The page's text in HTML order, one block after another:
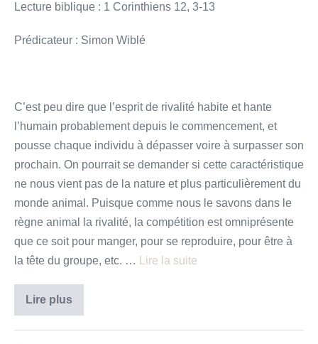
Lecture biblique : 1 Corinthiens 12, 3-13
Prédicateur : Simon Wiblé
C’est peu dire que l’esprit de rivalité habite et hante
l’humain probablement depuis le commencement, et
pousse chaque individu à dépasser voire à surpasser son
prochain. On pourrait se demander si cette caractéristique
ne nous vient pas de la nature et plus particulièrement du
monde animal. Puisque comme nous le savons dans le
règne animal la rivalité, la compétition est omniprésente
que ce soit pour manger, pour se reproduire, pour être à
la tête du groupe, etc. …
Lire la suite
Lire plus«
un